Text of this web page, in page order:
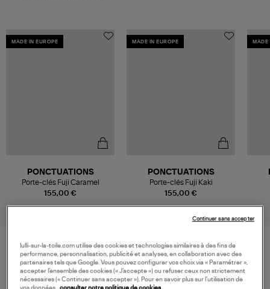
MADE IN EUROPE
155,00 €
PONCTUATIONS
Porte-clés Fuji Caramel
MADE IN EUROPE
155,00 €
PONCTUATIONS
Porte-clés Fuji Kaki
MADE
VOS DERNIERS PRODUITS VUS
lulli-sur-la-toile.com utilise des cookies et technologies similaires à des fins de
performance, personnalisation, publicité et analyses, en collaboration avec des
partenaires tels que Google. Vous pouvez configurer vos choix via « Paramétrer »,
accepter l’ensemble des cookies (« J’accepte ») ou refuser ceux non strictement
nécessaires (« Continuer sans accepter »). Pour en savoir plus sur l’utilisation de
Continuer sans accepter